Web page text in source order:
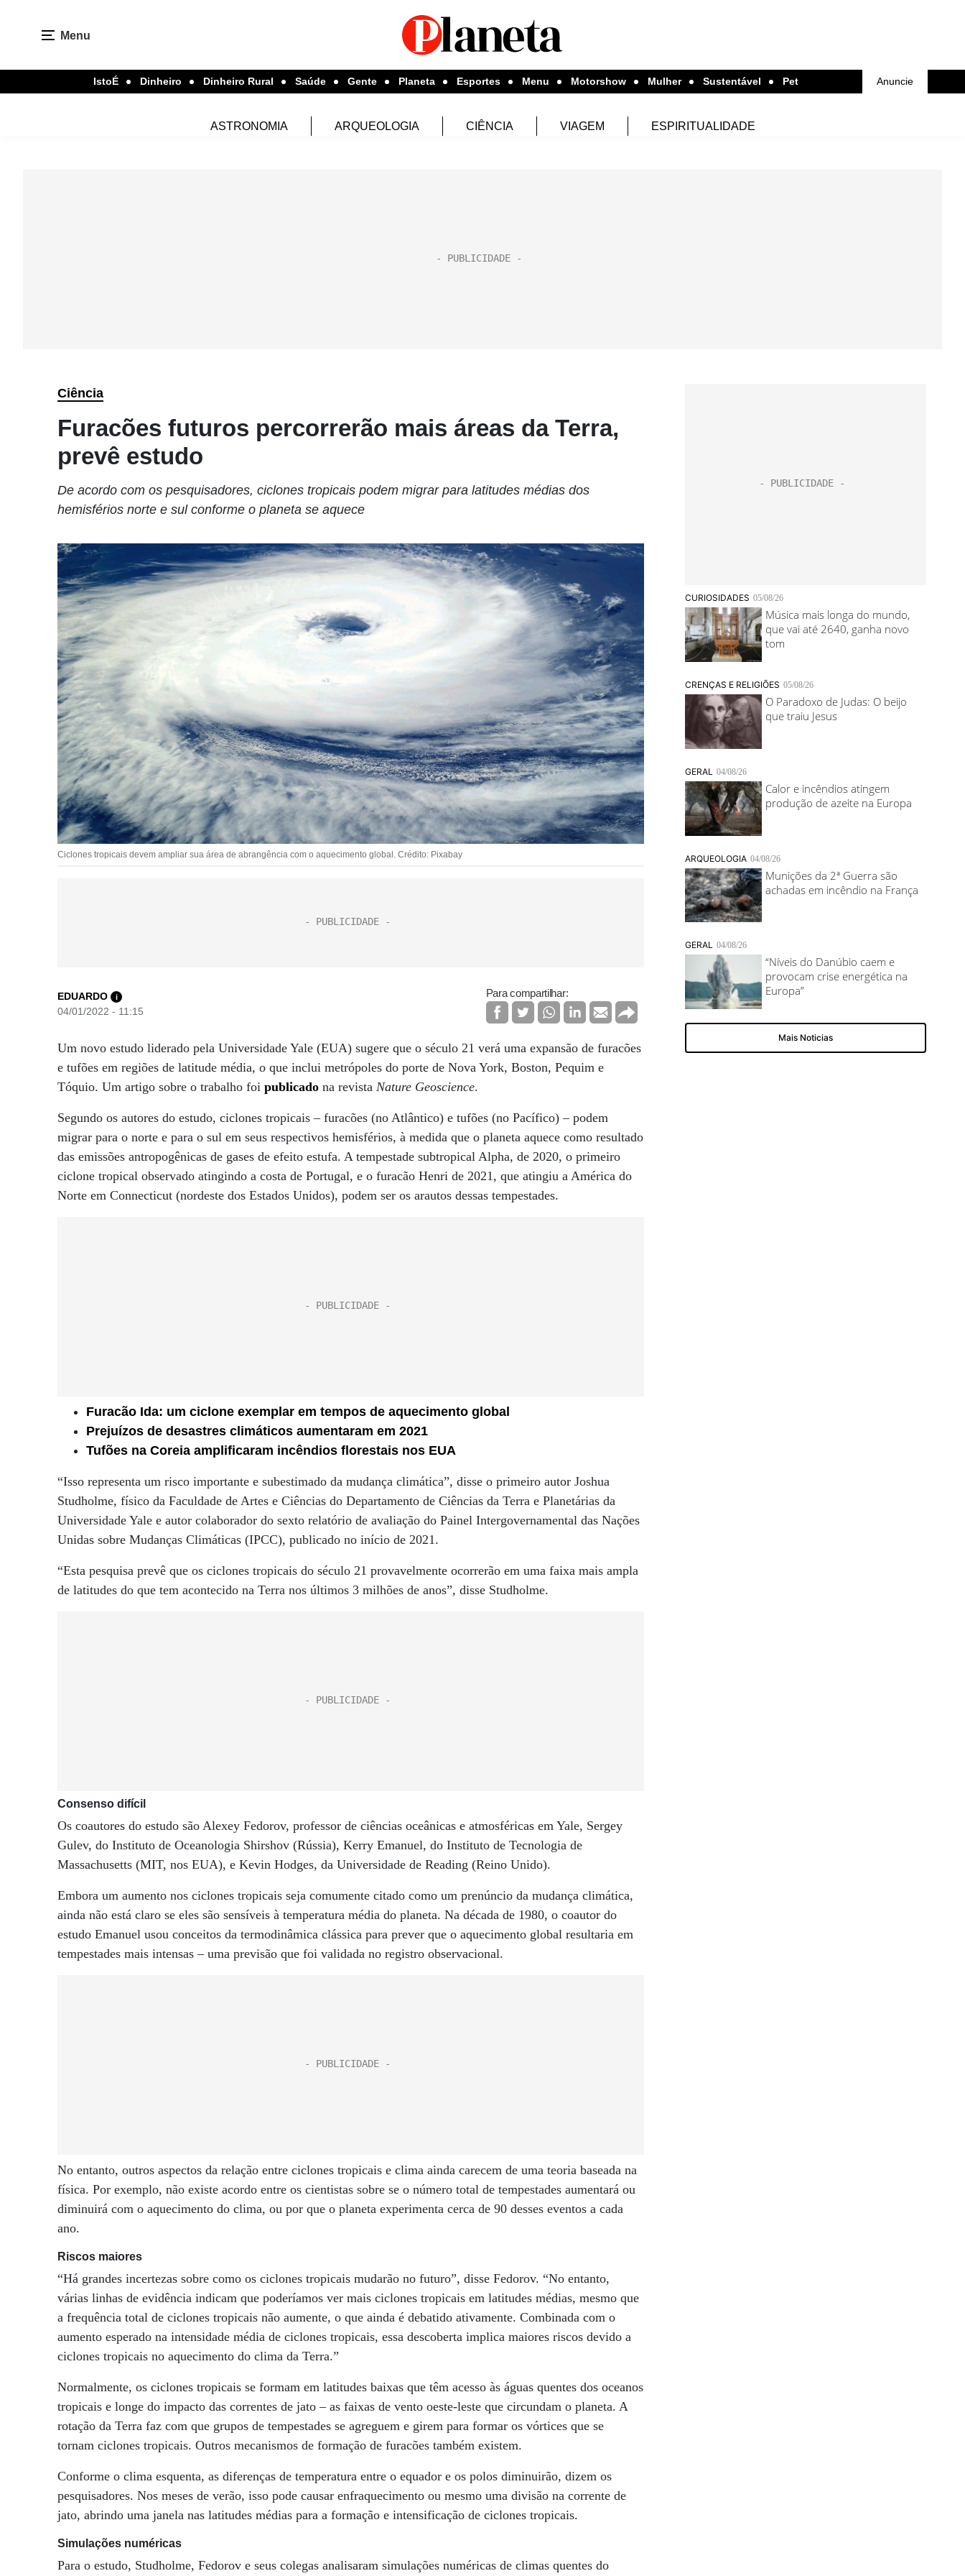
Menu
IstoÉ Dinheiro Dinheiro Rural Saúde Gente Planeta Esportes Menu Motorshow Mulher Sustentável Pet Anuncie
ASTRONOMIA ARQUEOLOGIA CIÊNCIA VIAGEM ESPIRITUALIDADE
Ciência
Furacões futuros percorrerão mais áreas da Terra,
prevê estudo
De acordo com os pesquisadores, ciclones tropicais podem migrar para latitudes médias dos
hemisférios norte e sul conforme o planeta se aquece
Ciclones tropicais devem ampliar sua área de abrangência com o aquecimento global. Crédito: Pixabay
EDUARDO i
04/01/2022 - 11:15
Para compartilhar:
Um novo estudo liderado pela Universidade Yale (EUA) sugere que o século 21 verá uma expansão de furacões
e tufões em regiões de latitude média, o que inclui metrópoles do porte de Nova York, Boston, Pequim e
Tóquio. Um artigo sobre o trabalho foi publicado na revista Nature Geoscience.
Segundo os autores do estudo, ciclones tropicais – furacões (no Atlântico) e tufões (no Pacífico) – podem
migrar para o norte e para o sul em seus respectivos hemisférios, à medida que o planeta aquece como resultado
das emissões antropogênicas de gases de efeito estufa. A tempestade subtropical Alpha, de 2020, o primeiro
ciclone tropical observado atingindo a costa de Portugal, e o furacão Henri de 2021, que atingiu a América do
Norte em Connecticut (nordeste dos Estados Unidos), podem ser os arautos dessas tempestades.
Furacão Ida: um ciclone exemplar em tempos de aquecimento global
Prejuízos de desastres climáticos aumentaram em 2021
Tufões na Coreia amplificaram incêndios florestais nos EUA
“Isso representa um risco importante e subestimado da mudança climática”, disse o primeiro autor Joshua
Studholme, físico da Faculdade de Artes e Ciências do Departamento de Ciências da Terra e Planetárias da
Universidade Yale e autor colaborador do sexto relatório de avaliação do Painel Intergovernamental das Nações
Unidas sobre Mudanças Climáticas (IPCC), publicado no início de 2021.
“Esta pesquisa prevê que os ciclones tropicais do século 21 provavelmente ocorrerão em uma faixa mais ampla
de latitudes do que tem acontecido na Terra nos últimos 3 milhões de anos”, disse Studholme.
Consenso difícil
Os coautores do estudo são Alexey Fedorov, professor de ciências oceânicas e atmosféricas em Yale, Sergey
Gulev, do Instituto de Oceanologia Shirshov (Rússia), Kerry Emanuel, do Instituto de Tecnologia de
Massachusetts (MIT, nos EUA), e Kevin Hodges, da Universidade de Reading (Reino Unido).
Embora um aumento nos ciclones tropicais seja comumente citado como um prenúncio da mudança climática,
ainda não está claro se eles são sensíveis à temperatura média do planeta. Na década de 1980, o coautor do
estudo Emanuel usou conceitos da termodinâmica clássica para prever que o aquecimento global resultaria em
tempestades mais intensas – uma previsão que foi validada no registro observacional.
No entanto, outros aspectos da relação entre ciclones tropicais e clima ainda carecem de uma teoria baseada na
física. Por exemplo, não existe acordo entre os cientistas sobre se o número total de tempestades aumentará ou
diminuirá com o aquecimento do clima, ou por que o planeta experimenta cerca de 90 desses eventos a cada
ano.
Riscos maiores
“Há grandes incertezas sobre como os ciclones tropicais mudarão no futuro”, disse Fedorov. “No entanto,
várias linhas de evidência indicam que poderíamos ver mais ciclones tropicais em latitudes médias, mesmo que
a frequência total de ciclones tropicais não aumente, o que ainda é debatido ativamente. Combinada com o
aumento esperado na intensidade média de ciclones tropicais, essa descoberta implica maiores riscos devido a
ciclones tropicais no aquecimento do clima da Terra.”
Normalmente, os ciclones tropicais se formam em latitudes baixas que têm acesso às águas quentes dos oceanos
tropicais e longe do impacto das correntes de jato – as faixas de vento oeste-leste que circundam o planeta. A
rotação da Terra faz com que grupos de tempestades se agreguem e girem para formar os vórtices que se
tornam ciclones tropicais. Outros mecanismos de formação de furacões também existem.
Conforme o clima esquenta, as diferenças de temperatura entre o equador e os polos diminuirão, dizem os
pesquisadores. Nos meses de verão, isso pode causar enfraquecimento ou mesmo uma divisão na corrente de
jato, abrindo uma janela nas latitudes médias para a formação e intensificação de ciclones tropicais.
Simulações numéricas
Para o estudo, Studholme, Fedorov e seus colegas analisaram simulações numéricas de climas quentes do